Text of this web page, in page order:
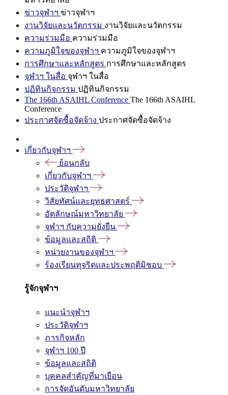
ข่าวจุฬาฯ ข่าวจุฬาฯ
งานวิจัยและนวัตกรรม งานวิจัยและนวัตกรรม
ความร่วมมือ ความร่วมมือ
ความภูมิใจของจุฬาฯ ความภูมิใจของจุฬาฯ
การศึกษาและหลักสูตร การศึกษาและหลักสูตร
จุฬาฯ ในสื่อ จุฬาฯ ในสื่อ
ปฏิทินกิจกรรม ปฏิทินกิจกรรม
The 166th ASAIHL Conference The 166th ASAIHL
Conference
ประกาศจัดซื้อจัดจ้าง ประกาศจัดซื้อจัดจ้าง
เกี่ยวกับจุฬาฯ
ย้อนกลับ
เกี่ยวกับจุฬาฯ
ประวัติจุฬาฯ
วิสัยทัศน์และยุทธศาสตร์
อัตลักษณ์มหาวิทยาลัย
จุฬาฯ กับความยั่งยืน
ข้อมูลและสถิติ
หน่วยงานของจุฬาฯ
ร้องเรียนทุจริตและประพฤติมิชอบ
รู้จักจุฬาฯ
แนะนำจุฬาฯ
ประวัติจุฬาฯ
ภารกิจหลัก
จุฬาฯ 100 ปี
ข้อมูลและสถิติ
บุคคลสำคัญที่มาเยือน
การจัดอันดับมหาวิทยาลัย